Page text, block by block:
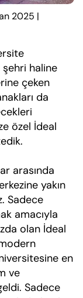
2025 |
şehri haline
çeken
da
özel İdeal
arasında
yakın
Sadece
amacıyla
olan İdeal
en
ve
Sadece